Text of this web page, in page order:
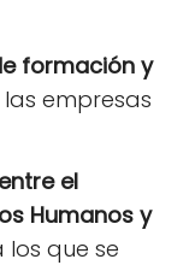
formación y
empresas
el
Humanos y
los que se